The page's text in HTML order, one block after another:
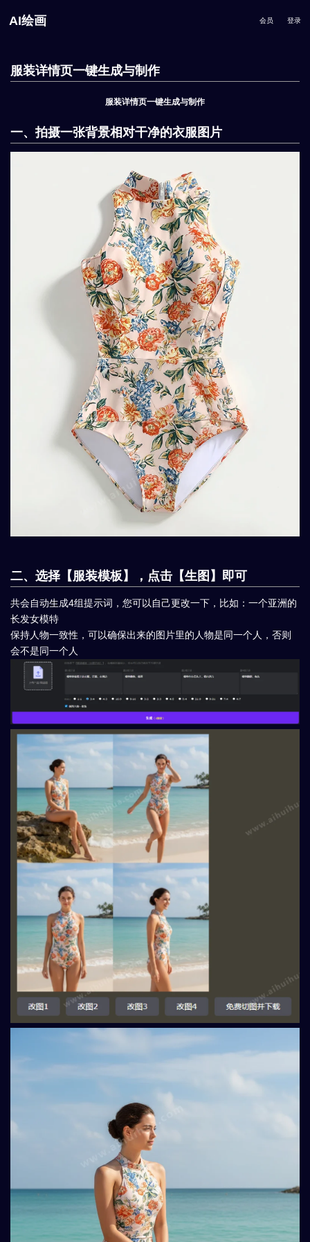
AI绘画 会员 登录
服装详情页一键生成与制作
服装详情页一键生成与制作
一、拍摄一张背景相对干净的衣服图片
二、选择【服装模板】，点击【生图】即可
共会自动生成4组提示词，您可以自己更改一下，比如：一个亚洲的
长发女模特
保持人物一致性，可以确保出来的图片里的人物是同一个人，否则
会不是同一个人